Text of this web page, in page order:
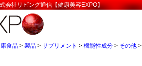
会社リビング通信【健康美容EXPO】
食品 > 製品 > サプリメント > 機能性成分 > その他